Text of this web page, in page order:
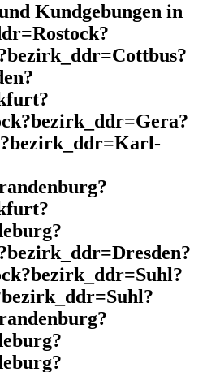
Kundgebungen in